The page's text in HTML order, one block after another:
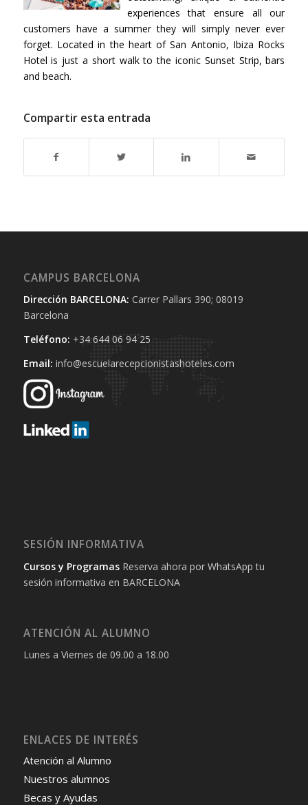
experiences that ensure all our
customers have a summer they will simply never ever
forget. Located in the heart of San Antonio, Ibiza Rocks
Hotel is just a short walk to the iconic Sunset Strip, bars
and beach.
Compartir esta entrada
CAMPUS BARCELONA
Dirección BARCELONA: Carrer Pallars 390; 08019
Barcelona
Teléfono: +34 644 06 94 25‬
Email: info@escuelarecepcionistashoteles.com
SESIÓN INFORMATIVA
Cursos y ProgramasReserva ahora por WhatsApp tu
sesión informativa en BARCELONA
ATENCIÓN AL ALUMNO
Lunes a Viernes de 09.00 a 18.00
ENLACES DE INTERÉS
Atención al Alumno
Nuestros alumnos
Becas y Ayudas